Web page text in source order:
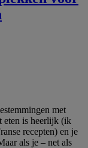
met
eten is heerlijk (ik
recepten) en je
als je – net als